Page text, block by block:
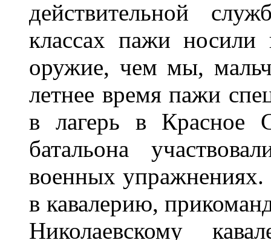
действительной
классах пажи носили
оружие, чем мы,
летнее время пажи
в лагерь в Красное
батальона
военных
в кавалерию,
Николаевскому